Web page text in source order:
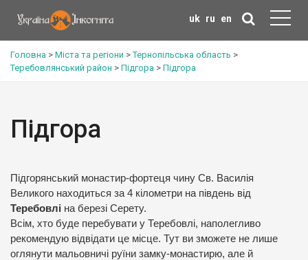
uk ru en
Головна > Міста та регіони >Тернопільська область >
Теребовлянський район > Підгора > Підгора
Підгора
Підгорянський монастир-фортеця чину Св. Василія
Великого находиться за 4 кілометри на південь від
Теребовлі на березі Серету.
Всім, хто буде перебувати у Теребовлі, наполегливо
рекомендую відвідати це місце. Тут ви зможете не лише
оглянути мальовничі руїни замку-монастирю, але й